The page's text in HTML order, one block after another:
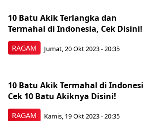
RAGAM
10 Batu Akik Terlangka dan
Termahal di Indonesia, Cek Disini!
Jumat, 20 Okt 2023 - 20:35
RAGAM
10 Batu Akik Termahal di
Cek 10 Batu Akiknya Disini!
Kamis, 19 Okt 2023 - 20:35